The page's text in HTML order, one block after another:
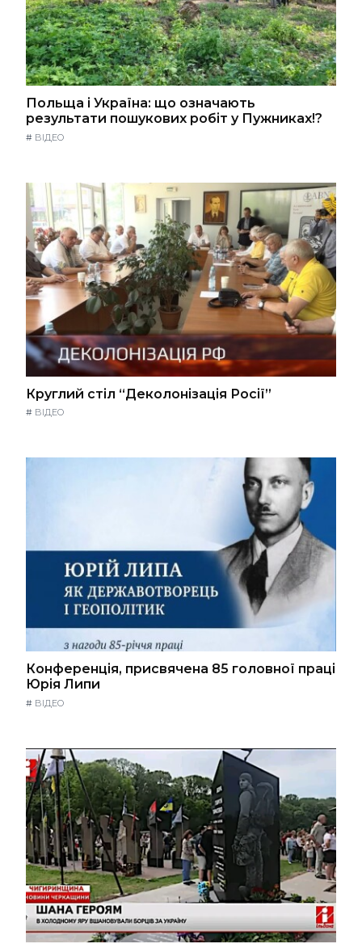
Польща і Україна: що означають
результати пошукових робіт у Пужниках!?
# ВІДЕО
Круглий стіл “Деколонізація Росії”
# ВІДЕО
Конференція, присвячена 85 головної праці
Юрія Липи
# ВІДЕО